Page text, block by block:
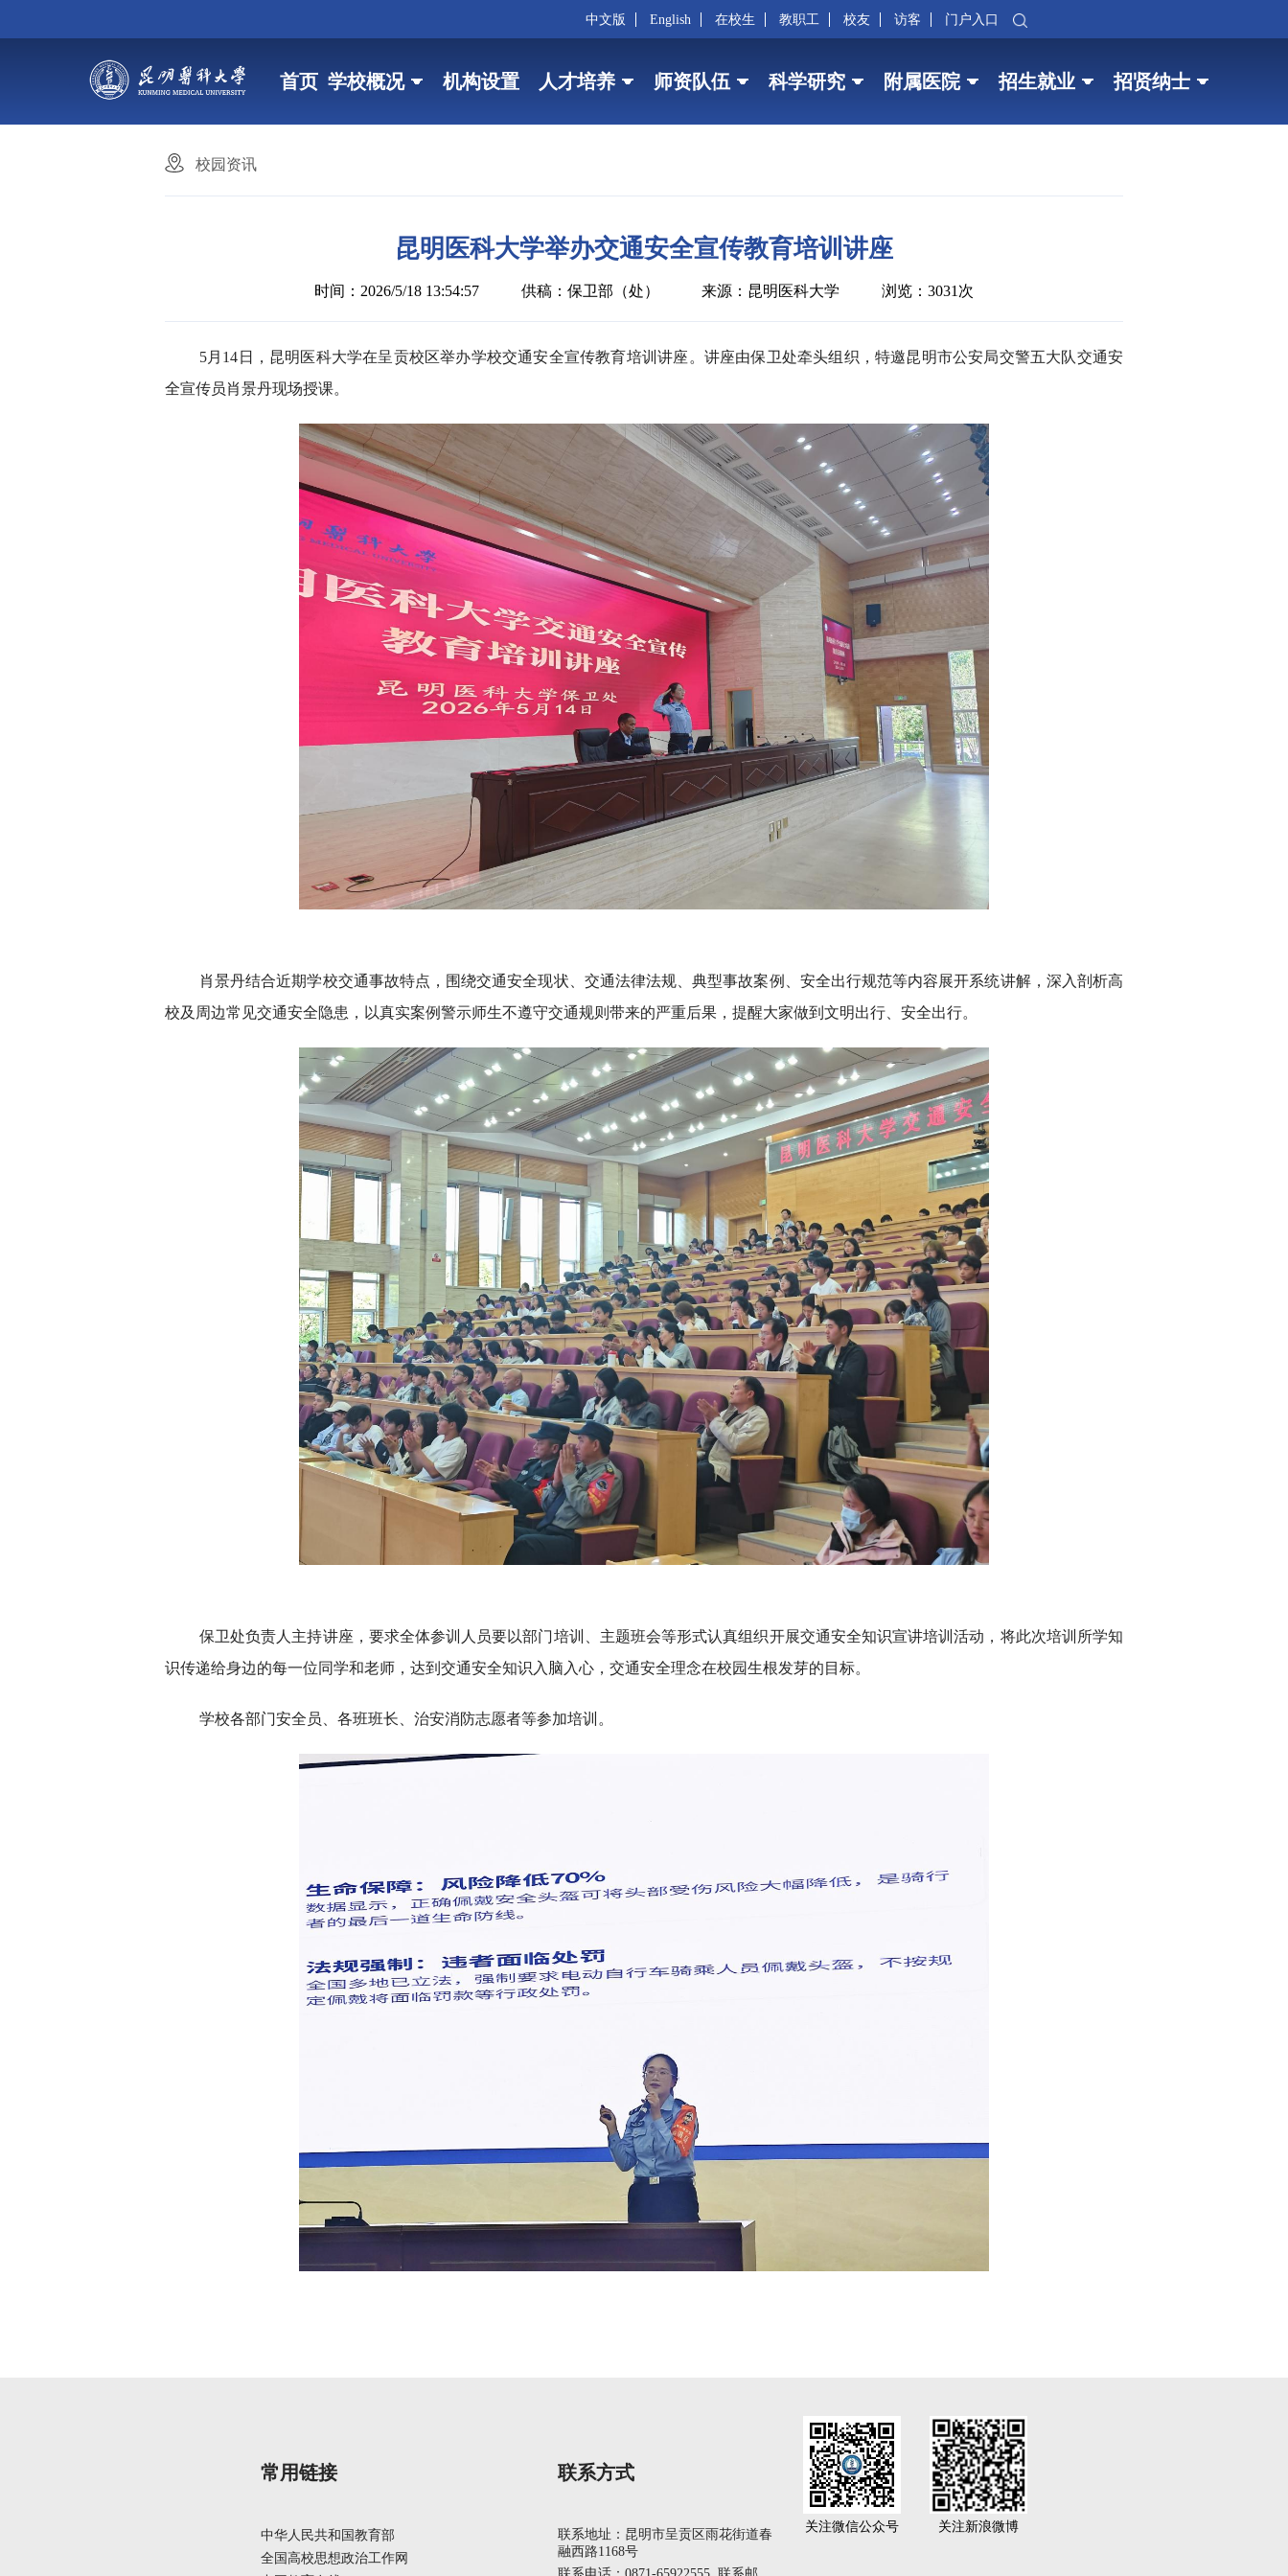
中文版 English 在校生 教职工 校友 访客 门户入口
首页 学校概况 机构设置 人才培养 师资队伍 科学研究 附属医院 招生就业 招贤纳士
校园资讯
昆明医科大学举办交通安全宣传教育培训讲座
时间：2026/5/18 13:54:57 供稿：保卫部（处） 来源：昆明医科大学 浏览：3031次
5月14日，昆明医科大学在呈贡校区举办学校交通安全宣传教育培训讲座。讲座由保卫处牵头组织，特邀昆明市公安局交警五大队交通安
全宣传员肖景丹现场授课。
肖景丹结合近期学校交通事故特点，围绕交通安全现状、交通法律法规、典型事故案例、安全出行规范等内容展开系统讲解，深入剖析高
校及周边常见交通安全隐患，以真实案例警示师生不遵守交通规则带来的严重后果，提醒大家做到文明出行、安全出行。
保卫处负责人主持讲座，要求全体参训人员要以部门培训、主题班会等形式认真组织开展交通安全知识宣讲培训活动，将此次培训所学知
识传递给身边的每一位同学和老师，达到交通安全知识入脑入心，交通安全理念在校园生根发芽的目标。
学校各部门安全员、各班班长、治安消防志愿者等参加培训。
常用链接
中华人民共和国教育部
全国高校思想政治工作网
联系方式
联系地址：昆明市呈贡区雨花街道春
融西路1168号
关注微信公众号 关注新浪微博